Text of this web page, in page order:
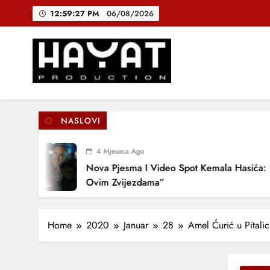
12:59:27 PM 06/08/2026
Hayat Production
Promocija domaće muzike
NASLOVI
4 Mjeseca Ago
Nova Pjesma I Video Spot Kemala Hasića:
Ovim Zvijezdama”
Home 2020 Januar 28 Amel Ćurić u